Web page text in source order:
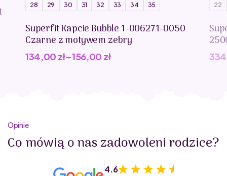
28 29 30 31 32 33 34 35
Superfit Kapcie Bubble 1-006271-0050
Czarne z motywem zebry
134,00 zł–156,00 zł
22
Opinie
Co mówią o nas zadowoleni rodzice?
4.6